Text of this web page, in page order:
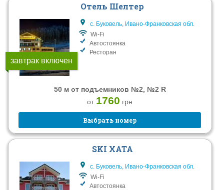
завтрак включен
Отель Шелтер
с. Буковель, Ивано-Франковская обл.
Wi-Fi
Автостоянка
Ресторан
50 м от подъемников №2, №2 R
от 1760 грн
Выбрать номер
SKI XATA
с. Буковель, Ивано-Франковская обл.
Wi-Fi
Автостоянка